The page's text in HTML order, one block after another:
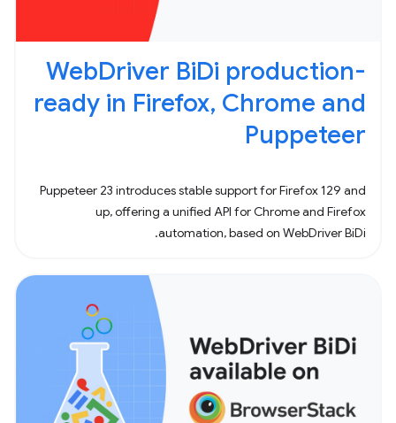
WebDriver BiDi production-
ready in Firefox, Chrome and
Puppeteer
Puppeteer 23 introduces stable support for Firefox 129 and
up, offering a unified API for Chrome and Firefox
automation, based on WebDriver BiDi.